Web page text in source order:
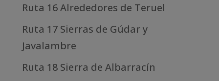
Ruta 16 Alrededores de Teruel
Ruta 17 Sierras de Gúdar y
Javalambre
Ruta 18 Sierra de Albarracín